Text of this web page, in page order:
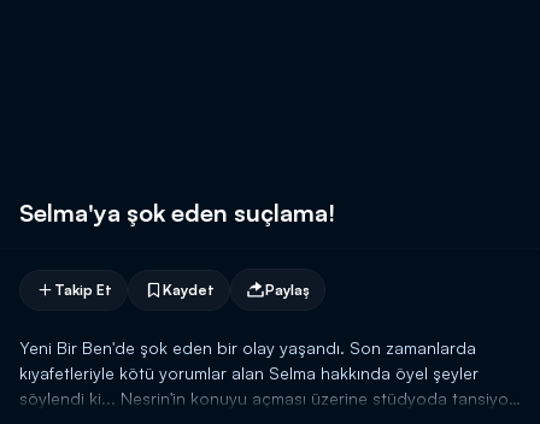
Selma'ya şok eden suçlama!
Takip Et Kaydet Paylaş
Yeni Bir Ben'de şok eden bir olay yaşandı. Son zamanlarda
kıyafetleriyle kötü yorumlar alan Selma hakkında öyel şeyler
söylendi ki... Nesrin'in konuyu açması üzerine stüdyoda tansiyon